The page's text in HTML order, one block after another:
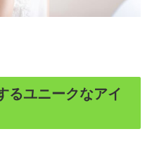
るユニークなアイ